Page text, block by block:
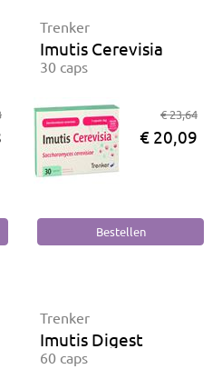
pack
Trenker
Imutis Cerevisia
30 caps
€ 23,64
€ 20,09
Trenker
Imutis Digest
60 caps